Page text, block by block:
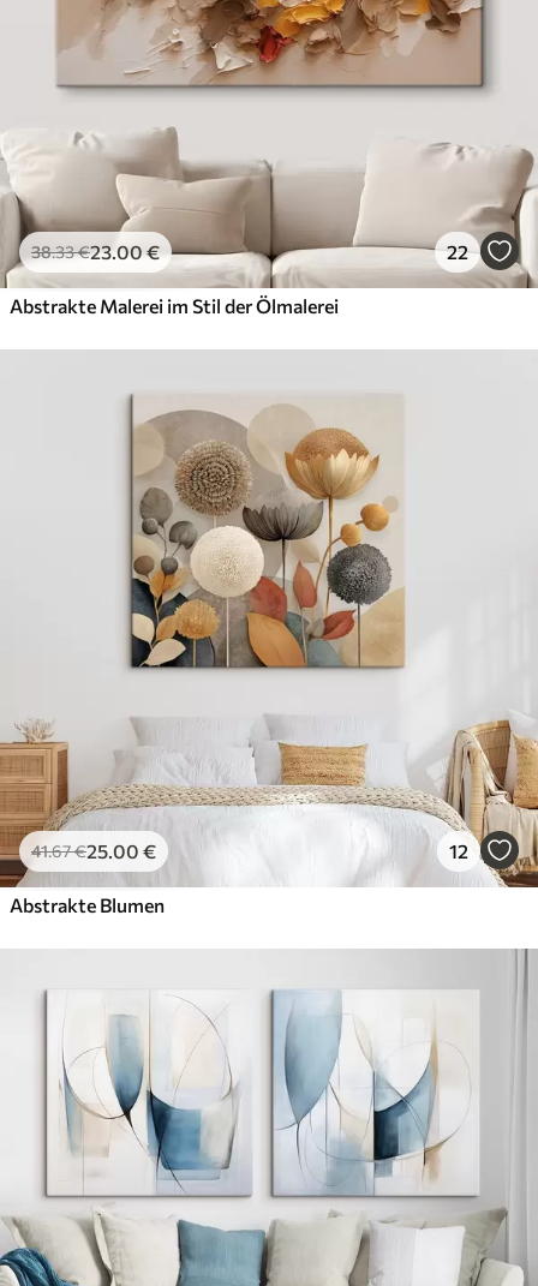
38.33€23.00€ 22
Abstrakte Malerei im Stil der Ölmalerei
41.67€25.00 € 12
Abstrakte Blumen